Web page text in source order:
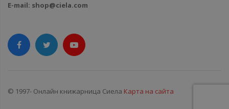
E-mail: shop@ciela.com
© 1997- Онлайн книжарница Сиела Карта на сайта